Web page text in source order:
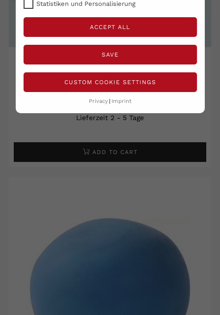
Statistiken und Personalisierung
ACCEPT ALL
SAVE
CUSTOM COOKIE SETTINGS
Privacy Imprint
Giocattolo Adattato -...
59,90 €
Lieferzeit 2 - 5 Tage
ADD TO CART